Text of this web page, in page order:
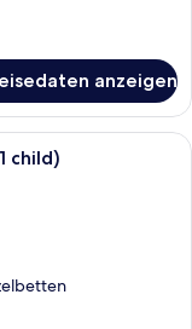
anzeigen
mit einem großen
child)